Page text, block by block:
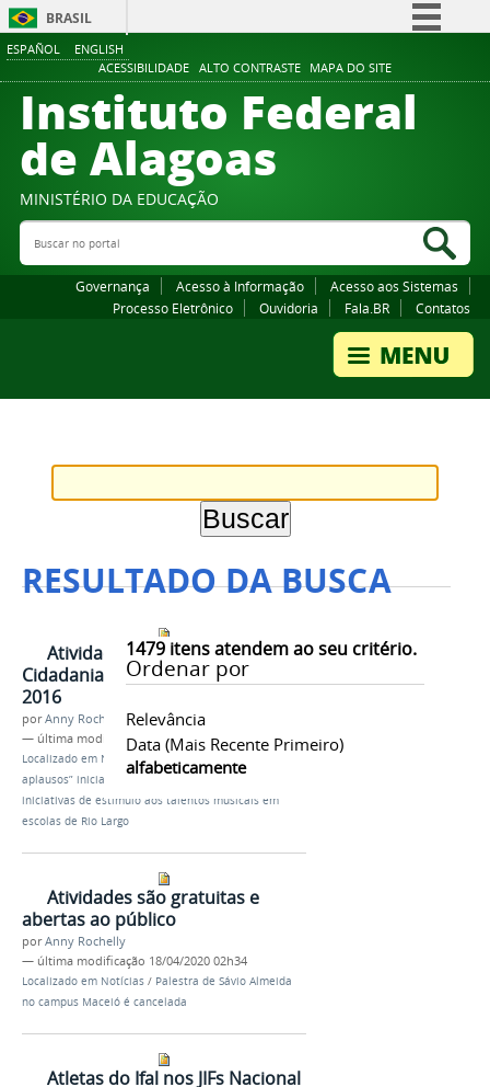
ESPAÑOL ENGLISH
ACESSIBILIDADE ALTO CONTRASTE MAPA DO SITE
BRASIL
Comunica BR
Participe
Canais
Instituto Federal
de Alagoas
MINISTÉRIO DA EDUCAÇÃO
Buscar no portal
Governança Acesso à Informação
Acesso aos Sistemas
Processo Eletrônico
Ouvidoria Fala.BR Contatos
RESULTADO DA BUSCA
1479itens atendem ao seu critério.
Ordenar por
Relevância
Data (mais Recente Primeiro)
alfabeticamente
Atividades do projeto
Cidadania Através da Arte em
2016
porAnny Rochelly
— última modificação18/04/2020 02h41
Localizado em Notícias /Série cultural “Nossos
aplausos” inicia coletânea de reportagens com
iniciativas de estímulo aos talentos musicais em
escolas de Rio Largo
Atividades são gratuitas e
abertas ao público
porAnny Rochelly
— última modificação 18/04/2020 02h34
Localizado em Notícias / Palestra de Sávio Almeida
no campus Maceió é cancelada
Atletas do Ifal nos JIFs Nacional